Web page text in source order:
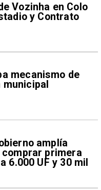
Vozinha en Colo
y Contrato
mecanismo de
amplía
primera
6.000 UF y 30 mil